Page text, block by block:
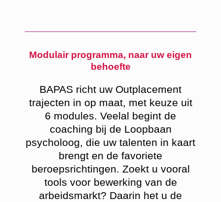
Modulair programma, naar uw eigen
behoefte
BAPAS richt uw Outplacement
trajecten in op maat, met keuze uit
6 modules. Veelal begint de
coaching bij de Loopbaan
psycholoog, die uw talenten in kaart
brengt en de favoriete
beroepsrichtingen. Zoekt u vooral
tools voor bewerking van de
arbeidsmarkt? Daarin het u de